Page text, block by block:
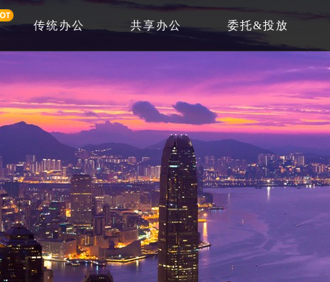
传统办公 共享办公 委托&投放